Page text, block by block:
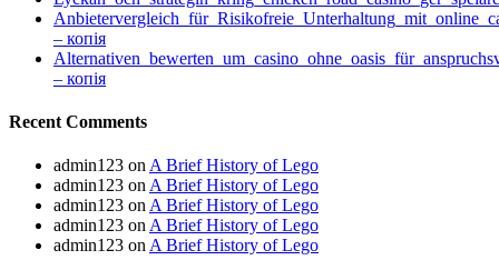
– копія
– копія
Recent Comments
admin123 on A Brief History of Lego
admin123 on A Brief History of Lego
admin123 on A Brief History of Lego
admin123 on A Brief History of Lego
admin123 on A Brief History of Lego